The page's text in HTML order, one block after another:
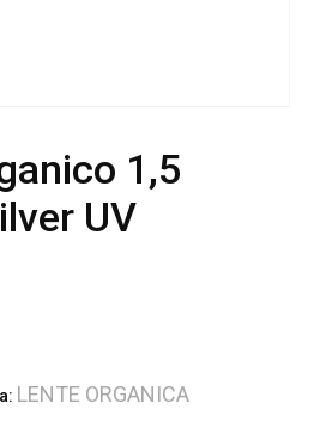
1,5
UV
LENTE ORGANICA